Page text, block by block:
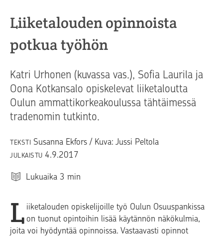
Liiketalouden opinnoista
potkua työhön
Katri Urhonen (kuvassa vas.), Sofia Laurila ja
Oona Kotkansalo opiskelevat liiketaloutta
Oulun ammattikorkeakoulussa tähtäimessä
tradenomin tutkinto.
TEKSTI Susanna Ekfors / Kuva: Jussi Peltola
JULKAISTU 4.9.2017
Lukuaika 3 min
L iiketalouden opiskelijoille työ Oulun Osuuspankissa
on tuonut opintoihin lisää käytännön näkökulmia,
joita voi hyödyntää opinnoissa. Vastaavasti opinnot